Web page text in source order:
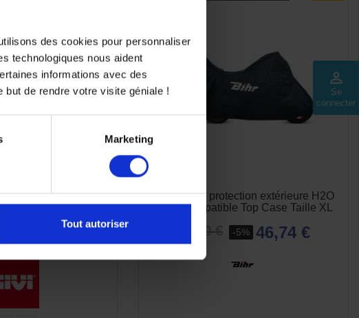
des cookies pour personnaliser
technologiques nous aident
informations avec des
de rendre votre visite géniale !
Marketing
Tout autoriser
perm_identity
Se
connecter
SMARTPHONE
S519
17,49 €
Housse de protection extérieure H2O
BIHR compatible Top Case Taille XL
49,20 € -5% 46,74 €